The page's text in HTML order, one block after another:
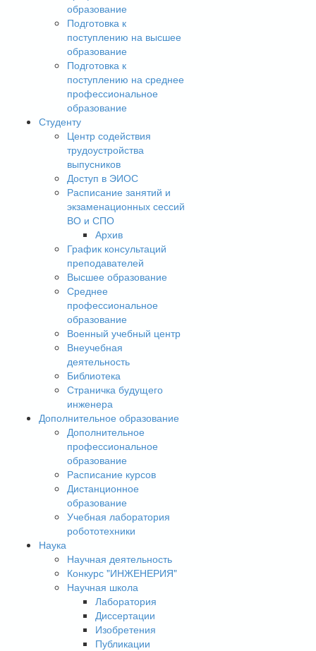
образование
Подготовка к
поступлению на высшее
образование
Подготовка к
поступлению на среднее
профессиональное
образование
Студенту
Центр содействия
трудоустройства
выпусников
Доступ в ЭИОС
Расписание занятий и
экзаменационных сессий
ВО и СПО
Архив
График консультаций
преподавателей
Высшее образование
Среднее
профессиональное
образование
Военный учебный центр
Внеучебная
деятельность
Библиотека
Страничка будущего
инженера
Дополнительное образование
Дополнительное
профессиональное
образование
Расписание курсов
Дистанционное
образование
Учебная лаборатория
робототехники
Наука
Научная деятельность
Конкурс "ИНЖЕНЕРИЯ"
Научная школа
Лаборатория
Диссертации
Изобретения
Публикации